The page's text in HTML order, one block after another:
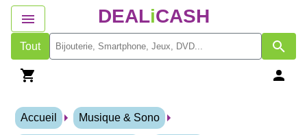
DEALiCASH
Tout
Accueil Musique & Sono